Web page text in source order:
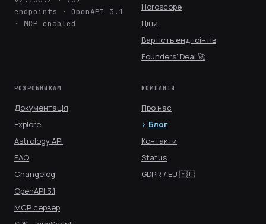
endpoints · OpenAPI 3.1
· MCP enabled
Horoscope
Ціни
Вартість ендпоінтів
Founders' Deal 🚀
РОЗРОБНИКАМ
Документація
Explore
Astrology API
FAQ
Changelog
OpenAPI 3.1
MCP сервер
КОМПАНІЯ
Про нас
Блог
Контакти
Status
GDPR / EU 🇪🇺